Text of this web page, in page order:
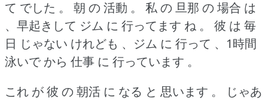
て でした 。 朝 の 活動 。
私 の 旦那 の 場合 は
、早起きして ジム に 行ってます ね 。
彼 は 毎
日 じゃない けれども 、ジム に 行って 、1時間
泳いで から 仕事 に 行っています 。
これ が 彼 の 朝活 に なる と 思います 。
じゃあ